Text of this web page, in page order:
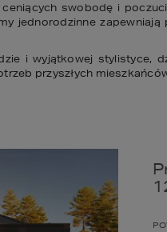
swobodę i
jednorodzinne
i wyjątkowej stylistyce,
przyszłych